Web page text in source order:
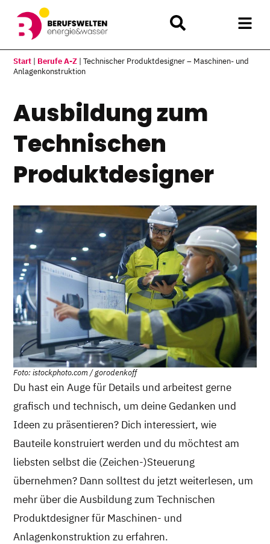
Start | Berufe A-Z |Technischer Produktdesigner – Maschinen- und
Anlagenkonstruktion
Ausbildung zum
Technischen
Produktdesigner
Foto: istockphoto.com / gorodenkoff
Du hast ein Auge für Details und arbeitest gerne
grafisch und technisch, um deine Gedanken und
Ideen zu präsentieren? Dich interessiert, wie
Bauteile konstruiert werden und du möchtest am
liebsten selbst die (Zeichen-)Steuerung
übernehmen? Dann solltest du jetzt weiterlesen, um
mehr über die Ausbildung zum Technischen
Produktdesigner für Maschinen- und
Anlagenkonstruktion zu erfahren.